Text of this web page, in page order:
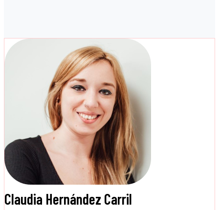
Claudia Hernández Carril